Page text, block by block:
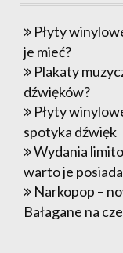
Płyty
je mieć?
Plakaty
dźwięków?
Płyty
spotyka dźwięk
Wydania
warto je
Narkopop –
Bałagane na